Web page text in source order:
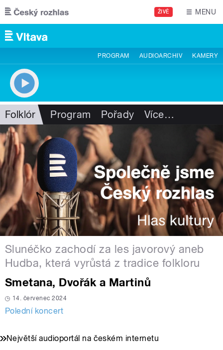
Přejít k hlavnímu obsahu
ŽIVĚ MENU
PROGRAM AUDIOARCHIV KAMERY
Folklór Program Pořady Více…
Slunéčko zachodí za les javorový aneb
Hudba, která vyrůstá z tradice folkloru
Smetana, Dvořák a Martinů
14. červenec 2024
Polední koncert
Největší audioportál na českém internetu